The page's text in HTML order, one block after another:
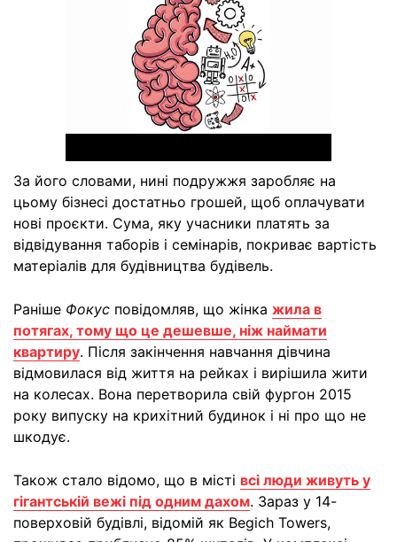
За його словами, нині подружжя заробляє на
цьому бізнесі достатньо грошей, щоб оплачувати
нові проєкти. Сума, яку учасники платять за
відвідування таборів і семінарів, покриває вартість
матеріалів для будівництва будівель.
Раніше Фокус повідомляв, що жінка жила в
потягах, тому що це дешевше, ніж наймати
квартиру. Після закінчення навчання дівчина
відмовилася від життя на рейках і вирішила жити
на колесах. Вона перетворила свій фургон 2015
року випуску на крихітний будинок і ні про що не
шкодує.
Також стало відомо, що в місті всі люди живуть у
гігантській вежі під одним дахом. Зараз у 14-
поверховій будівлі, відомій як Begich Towers,